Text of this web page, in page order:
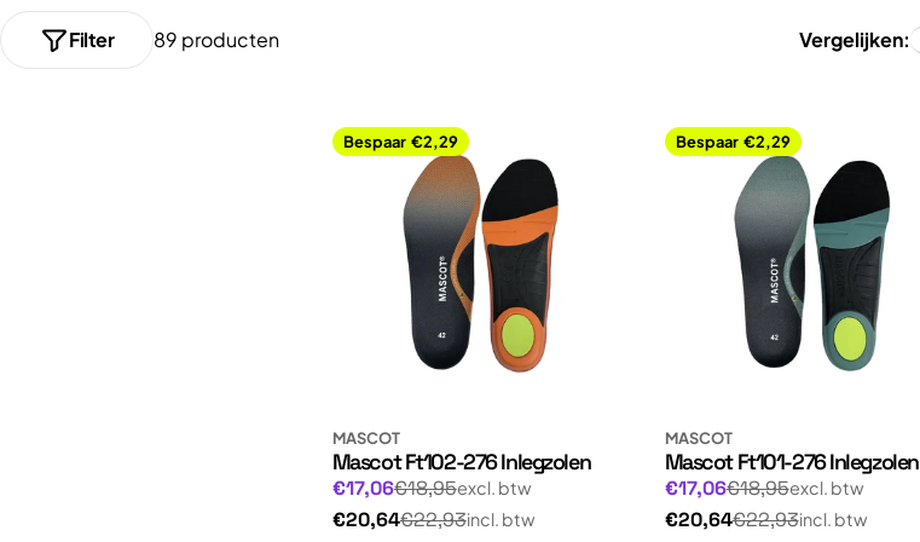
l 89 producten
Filter Vergelijken:
Bespaar €2,29
MASCOT
Mascot Ft102-276 Inlegzolen
Aanbiedingsprijs
€17,06
Normale
prijs
€18,95excl. btw
€20,64
Normale€22,93incl. btw
Bespaar €2,29
MASCOT
Mascot Ft101-276 Inlegzolen
Aanbiedingsprijs
€17,06
Normale
prijs
€18,95excl. btw
€20,64
Normale€22,93incl. btw